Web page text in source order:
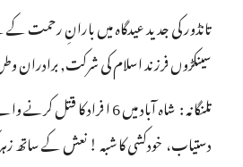
تانڈور کی جدید عیدگاہ میں بارانِ رحمت کے
سینکڑوں فرزند اسلام کی شرکت, برادران
تلنگانہ : شاہ آباد میں 6 ا فراد
دستیاب، خودکشی کا شبہ ! نعش کے ساتھ زہر